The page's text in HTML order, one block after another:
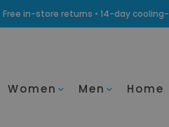
Free in-store returns • 14-day
Women Men Home